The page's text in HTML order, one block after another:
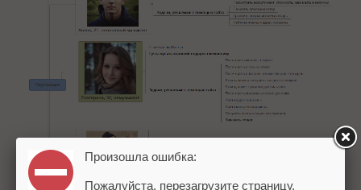
Произошла ошибка:
Пожалуйста, перезагрузите страницу.